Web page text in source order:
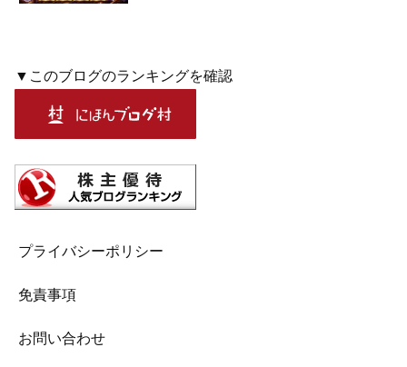
▼このブログのランキングを確認
プライバシーポリシー
免責事項
お問い合わせ